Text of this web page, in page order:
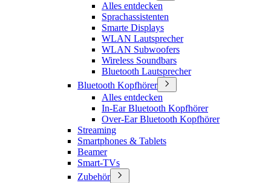
Alles entdecken
Sprachassistenten
Smarte Displays
WLAN Lautsprecher
WLAN Subwoofers
Wireless Soundbars
Bluetooth Lautsprecher
Bluetooth Kopfhörer
Alles entdecken
In-Ear Bluetooth Kopfhörer
Over-Ear Bluetooth Kopfhörer
Streaming
Smartphones & Tablets
Beamer
Smart-TVs
Zubehör